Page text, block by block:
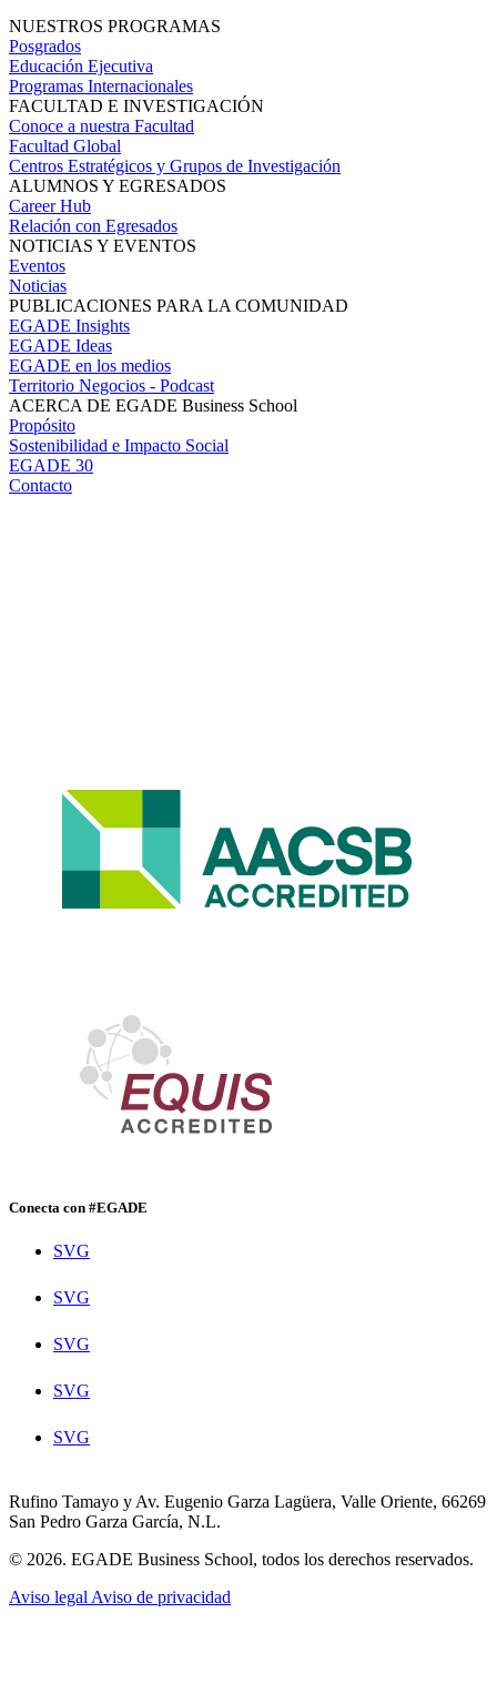
NUESTROS PROGRAMAS
Posgrados
Educación Ejecutiva
Programas Internacionales
FACULTAD E INVESTIGACIÓN
Conoce a nuestra Facultad
Facultad Global
Centros Estratégicos y Grupos de Investigación
ALUMNOS Y EGRESADOS
Career Hub
Relación con Egresados
NOTICIAS Y EVENTOS
Eventos
Noticias
PUBLICACIONES PARA LA COMUNIDAD
EGADE Insights
EGADE Ideas
EGADE en los medios
Territorio Negocios - Podcast
ACERCA DE EGADE Business School
Propósito
Sostenibilidad e Impacto Social
EGADE 30
Contacto
Conecta con #EGADE
SVG
SVG
SVG
SVG
SVG
Rufino Tamayo y Av. Eugenio Garza Lagüera, Valle Oriente, 66269
San Pedro Garza García, N.L.
© 2026. EGADE Business School, todos los derechos reservados.
Aviso legalAviso de privacidad